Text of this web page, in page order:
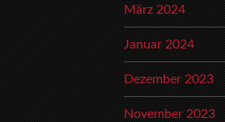
März 2024
Januar 2024
Dezember 2023
November 2023